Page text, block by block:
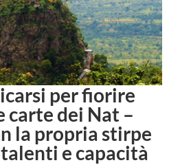
per fiorire
carte dei Nat –
la propria stirpe
e capacità